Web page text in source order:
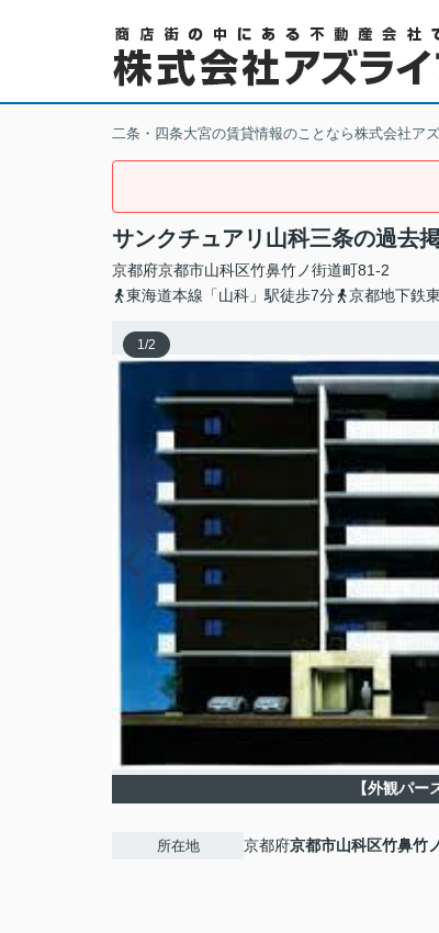
二条・四条大宮の賃貸情報のことなら株式会社ア
サンクチュアリ山科三条の過去
京都府京都市山科区竹鼻竹ノ街道町81-2
東海道本線「山科」駅徒歩7分
京都地下鉄
1/2
【外観パー
所在地 京都府京都市山科区竹鼻竹